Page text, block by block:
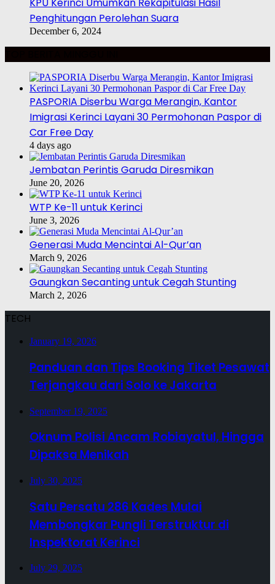
KPU Kerinci Umumkan Rekapitulasi Hasil
Penghitungan Perolehan Suara
December 6, 2024
PASPORIA Diserbu Warga Merangin, Kantor
Imigrasi Kerinci Layani 30 Permohonan Paspor di
Car Free Day
4 days ago
Jembatan Perintis Garuda Diresmikan
June 20, 2026
WTP Ke-11 untuk Kerinci
June 3, 2026
Generasi Muda Mencintai Al-Qur’an
March 9, 2026
Gaungkan Secanting untuk Cegah Stunting
March 2, 2026
TECH
January 19, 2026
Panduan dan Tips Booking Tiket Pesawat
Terjangkau dari Solo ke Jakarta
September 19, 2025
Oknum Polisi Ancam Robiayatul, Hingga
Dipaksa Menikah
July 30, 2025
Satu Persatu 286 Kades Mulai
Membongkar Pungli Terstruktur di
Inspektorat Kerinci
July 29, 2025